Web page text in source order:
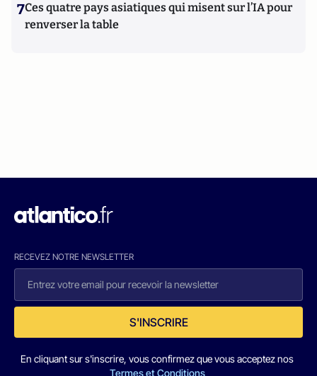
7Ces quatre pays asiatiques qui misent sur l’IA pour
renverser la table
RECEVEZ NOTRE NEWSLETTER
S'INSCRIRE
En cliquant sur s'inscrire, vous confirmez que vous acceptez nos
Termes et Conditions